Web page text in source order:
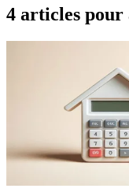
4 articles